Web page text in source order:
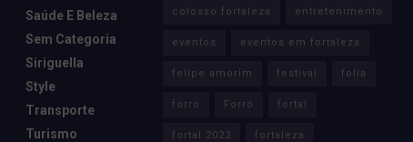
Saúde E Beleza
Sem Categoria
Siriguella
Style
Transporte
Turismo
colosso fortaleza entretenimento
eventos eventos em fortaleza
felipe amorim festival folia
forro Forró fortal
fortal 2022 fortaleza